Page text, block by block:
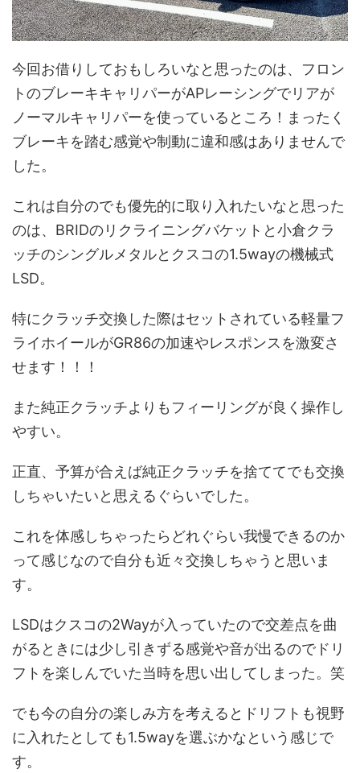
今回お借りしておもしろいなと思ったのは、フロン
トのブレーキキャリパーがAPレーシングでリアが
ノーマルキャリパーを使っているところ！まったく
ブレーキを踏む感覚や制動に違和感はありませんで
した。
これは自分のでも優先的に取り入れたいなと思った
のは、BRIDのリクライニングバケットと小倉クラ
ッチのシングルメタルとクスコの1.5wayの機械式
LSD。
特にクラッチ交換した際はセットされている軽量フ
ライホイールがGR86の加速やレスポンスを激変さ
せます！！！
また純正クラッチよりもフィーリングが良く操作し
やすい。
正直、予算が合えば純正クラッチを捨ててでも交換
しちゃいたいと思えるぐらいでした。
これを体感しちゃったらどれぐらい我慢できるのか
って感じなので自分も近々交換しちゃうと思いま
す。
LSDはクスコの2Wayが入っていたので交差点を曲
がるときには少し引きずる感覚や音が出るのでドリ
フトを楽しんでいた当時を思い出してしまった。笑
でも今の自分の楽しみ方を考えるとドリフトも視野
に入れたとしても1.5wayを選ぶかなという感じで
す。